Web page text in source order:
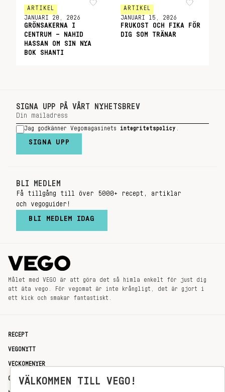
ARTIKEL
JANUARI 20, 2026
GRÖNSAKERNA I
CENTRUM – NAHID
HASSAN OM SIN NYA
BOK SHANTI
ARTIKEL
JANUARI 15, 2026
FRUKOST OCH FIKA FÖR
DIG SOM TRÄNAR
SIGNA UPP PÅ VÅRT NYHETSBREV
Jag godkänner Vegomagasinets integritetspolicy
SIGNA UPP
BLI MEDLEM
Få tillgång till över 5000+ recept, artiklar
och vegoguider!
BLI MEDLEM IDAG
Målet med VEGO är att göra det så himla enkelt för just dig
att äta vego. För vegomat är inte krångligt, det är gjort i
ett kick och smakar fantastiskt.
RECEPT
VEGONYTT
VECKOMENYER
OM OSSVÄLKOMMEN TILL VEGO!